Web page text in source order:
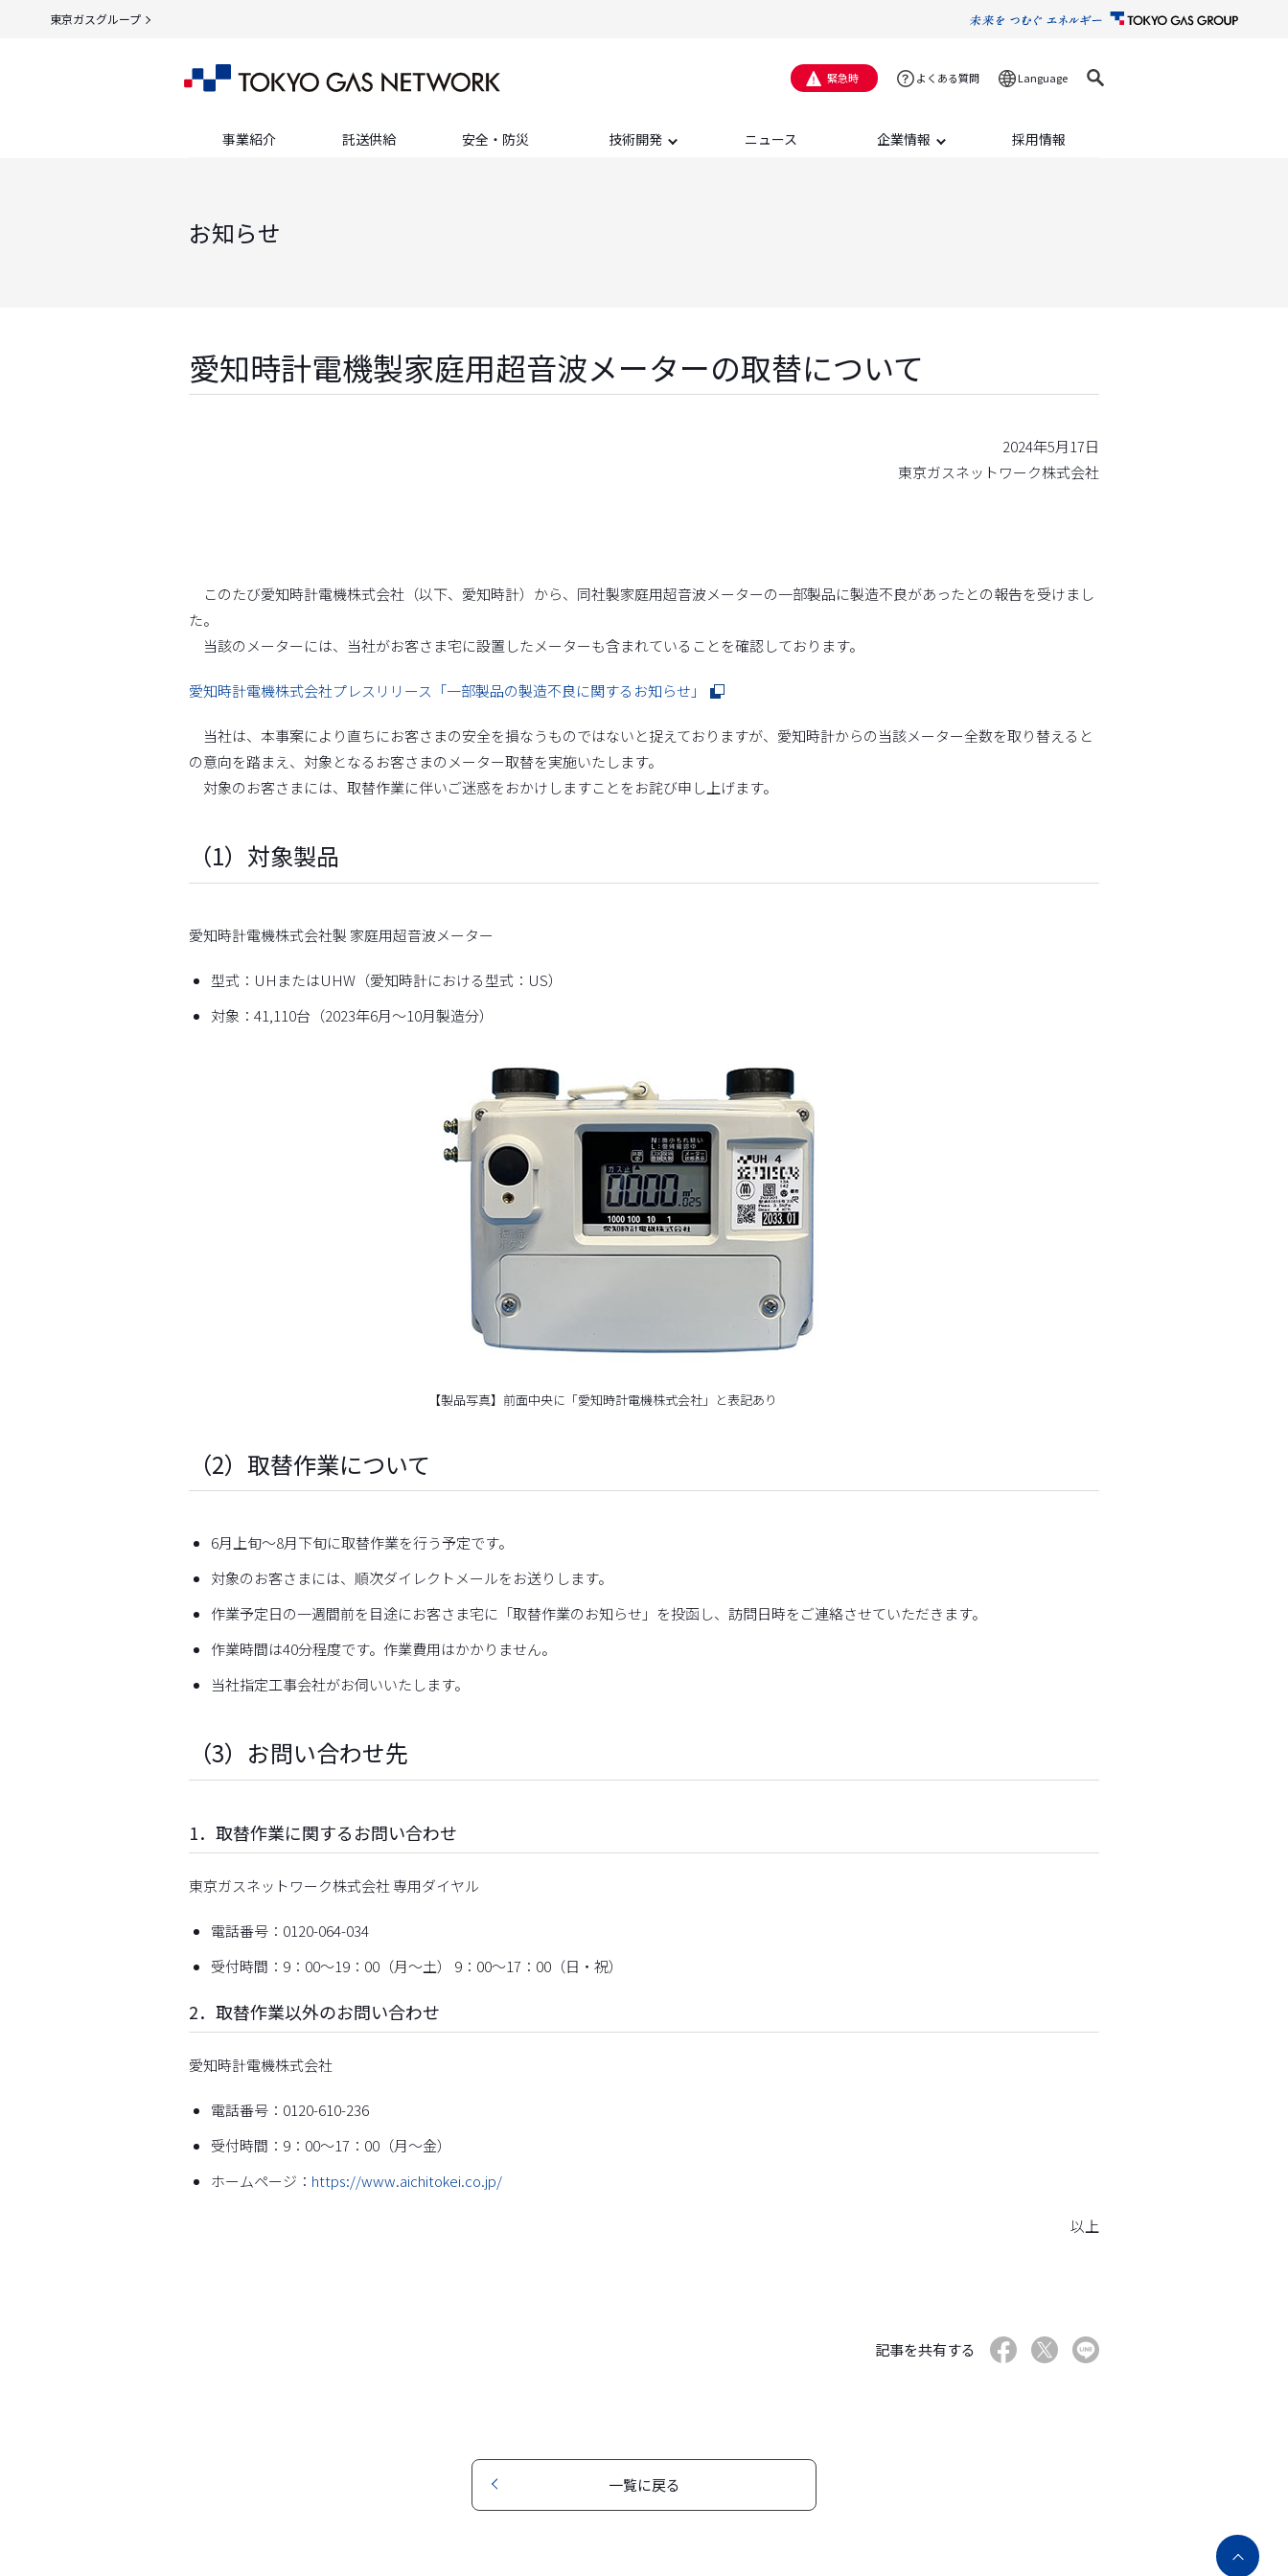
東京ガスグループ
緊急時 よくある質問 Language
事業紹介 託送供給 安全・防災 技術開発 ニュース 企業情報 採用情報
お知らせ
愛知時計電機製家庭用超音波メーターの取替について
2024年5月17日
東京ガスネットワーク株式会社
このたび愛知時計電機株式会社（以下、愛知時計）から、同社製家庭用超音波メーターの一部製品に製造不良があったとの報告を受けまし
た。
当該のメーターには、当社がお客さま宅に設置したメーターも含まれていることを確認しております。
愛知時計電機株式会社プレスリリース「一部製品の製造不良に関するお知らせ」
当社は、本事案により直ちにお客さまの安全を損なうものではないと捉えておりますが、愛知時計からの当該メーター全数を取り替えると
の意向を踏まえ、対象となるお客さまのメーター取替を実施いたします。
対象のお客さまには、取替作業に伴いご迷惑をおかけしますことをお詫び申し上げます。
（1）対象製品
愛知時計電機株式会社製 家庭用超音波メーター
型式：UHまたはUHW（愛知時計における型式：US）
対象：41,110台（2023年6月～10月製造分）
【製品写真】前面中央に「愛知時計電機株式会社」と表記あり
（2）取替作業について
6月上旬～8月下旬に取替作業を行う予定です。
対象のお客さまには、順次ダイレクトメールをお送りします。
作業予定日の一週間前を目途にお客さま宅に「取替作業のお知らせ」を投函し、訪問日時をご連絡させていただきます。
作業時間は40分程度です。作業費用はかかりません。
当社指定工事会社がお伺いいたします。
（3）お問い合わせ先
1．取替作業に関するお問い合わせ
東京ガスネットワーク株式会社 専用ダイヤル
電話番号：0120-064-034
受付時間：9：00～19：00（月～土） 9：00～17：00（日・祝）
2．取替作業以外のお問い合わせ
愛知時計電機株式会社
電話番号：0120-610-236
受付時間：9：00～17：00（月～金）
ホームページ： https://www.aichitokei.co.jp/
以上
記事を共有する
一覧に戻る
ペ